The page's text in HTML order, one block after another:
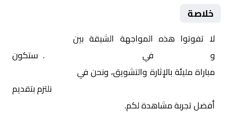
خلاصة
لا تفوتوا هذه المواجهة الشيقة بين
و
في
. ستكون
مباراة مليئة بالإثارة والتشويق، ونحن في
نلتزم بتقديم
أفضل تجربة مشاهدة لكم.